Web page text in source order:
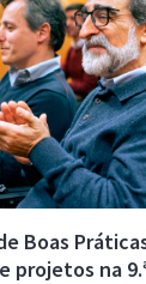
Boas
projetos na